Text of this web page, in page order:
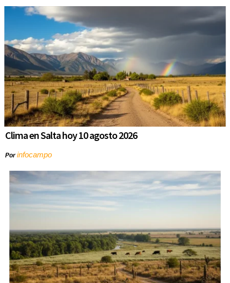
Clima en Salta hoy 10 agosto 2026
Porinfocampo